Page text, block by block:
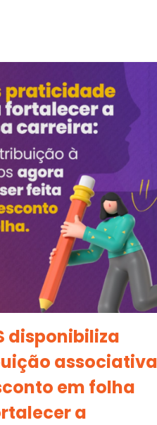
disponibiliza
associativa
em folha
a